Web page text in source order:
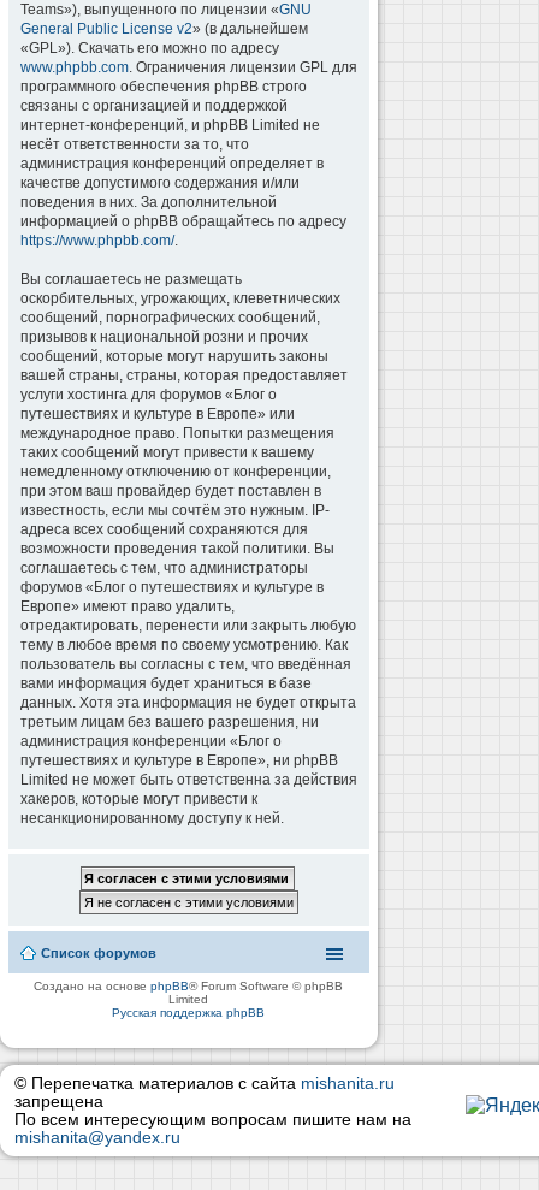
Teams»), выпущенного по лицензии «GNU
General Public License v2» (в дальнейшем
«GPL»). Скачать его можно по адресу
www.phpbb.com. Ограничения лицензии GPL для
программного обеспечения phpBB строго
связаны с организацией и поддержкой
интернет-конференций, и phpBB Limited не
несёт ответственности за то, что
администрация конференций определяет в
качестве допустимого содержания и/или
поведения в них. За дополнительной
информацией о phpBB обращайтесь по адресу
https://www.phpbb.com/.
Вы соглашаетесь не размещать
оскорбительных, угрожающих, клеветнических
сообщений, порнографических сообщений,
призывов к национальной розни и прочих
сообщений, которые могут нарушить законы
вашей страны, страны, которая предоставляет
услуги хостинга для форумов «Блог о
путешествиях и культуре в Европе» или
международное право. Попытки размещения
таких сообщений могут привести к вашему
немедленному отключению от конференции,
при этом ваш провайдер будет поставлен в
известность, если мы сочтём это нужным. IP-
адреса всех сообщений сохраняются для
возможности проведения такой политики. Вы
соглашаетесь с тем, что администраторы
форумов «Блог о путешествиях и культуре в
Европе» имеют право удалить,
отредактировать, перенести или закрыть любую
тему в любое время по своему усмотрению. Как
пользователь вы согласны с тем, что введённая
вами информация будет храниться в базе
данных. Хотя эта информация не будет открыта
третьим лицам без вашего разрешения, ни
администрация конференции «Блог о
путешествиях и культуре в Европе», ни phpBB
Limited не может быть ответственна за действия
хакеров, которые могут привести к
несанкционированному доступу к ней.
Список форумов
Создано на основеphpBB® Forum Software © phpBB
Limited
Русская поддержка phpBB
© Перепечатка материалов с сайта mishanita.ru
запрещена
По всем интересующим вопросам пишите нам на
mishanita@yandex.ru